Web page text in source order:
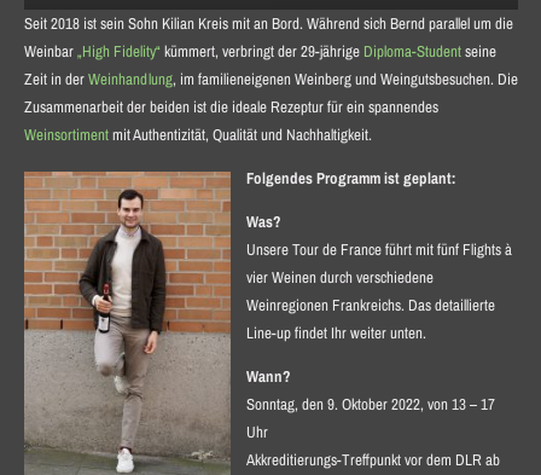
Seit 2018 ist sein Sohn Kilian Kreis mit an Bord. Während sich Bernd parallel um die
Weinbar„High Fidelity“kümmert, verbringt der 29-jährige Diploma-Studentseine
Zeit in derWeinhandlung, im familieneigenen Weinberg und Weingutsbesuchen. Die
Zusammenarbeit der beiden ist die ideale Rezeptur für ein spannendes
Weinsortimentmit Authentizität, Qualität und Nachhaltigkeit.
Folgendes Programm ist geplant:
Was?
Unsere Tour de France führt mit fünf Flights à
vier Weinen durch verschiedene
Weinregionen Frankreichs. Das detaillierte
Line-up findet Ihr weiter unten.
Wann?
Sonntag, den 9. Oktober 2022, von 13 – 17
Uhr
Akkreditierungs-Treffpunkt vor dem DLR ab